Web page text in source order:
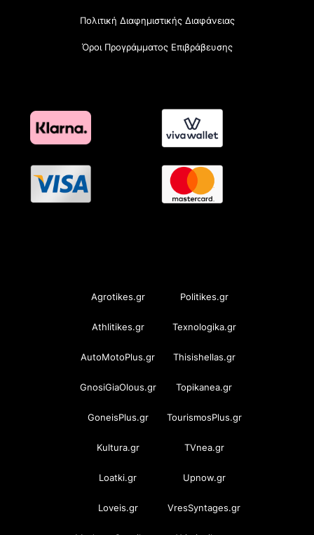
Πολιτική Διαφημιστικής Διαφάνειας
Όροι Προγράμματος Επιβράβευσης
Agrotikes.gr Politikes.gr
Athlitikes.gr Texnologika.gr
AutoMotoPlus.gr Thisishellas.gr
GnosiGiaOlous.gr Topikanea.gr
GoneisPlus.gr TourismosPlus.gr
Kultura.gr TVnea.gr
Loatki.gr Upnow.gr
Loveis.gr VresSyntages.gr